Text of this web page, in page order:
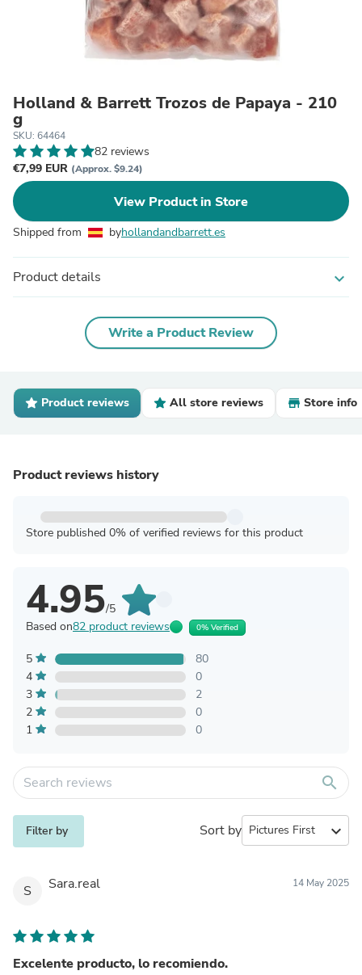
Holland & Barrett Trozos de Papaya - 210
g
SKU: 64464
82 reviews
€7,99 EUR (Approx. $9.24)
View Product in Store
Shipped from byhollandandbarrett.es
Product details expand_more
Write a Product Review
Product reviews All store reviews Store info
Product reviews history
Store published 0% of verified reviews for this product
4.95/5
Based on82 product reviews 0% Verified
5
80
4
0
3
2
2
0
1
0
search
Filter by Sort by expand_more
S Sara.real 14 May 2025
Excelente producto, lo recomiendo.